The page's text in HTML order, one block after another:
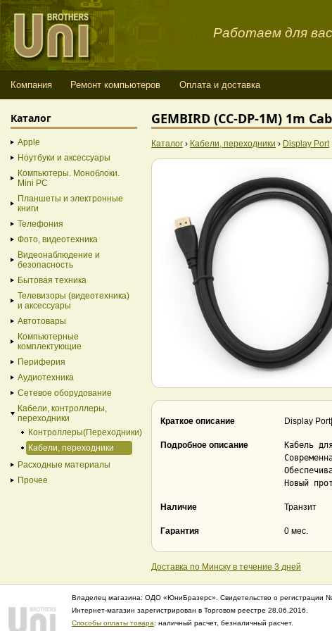
Работаем для
Компания Ремонт компьютеров Оплата и доставка
GEMBIRD (CC-DP-1M) 1m
Каталог › Кабели, переходники › Display Port
Краткое описание Display
Подробное описание
Кабель
Новый
Наличие Транзит
Гарантия 0 мес.
Доставка по Минску в течение 3 дней
Каталог
Apple
Ноутбуки и аксессуары
Компьютеры. Моноблоки.
Mini PC
Планшеты и электронные
книги
Телефония
Фото, видеотехника
Видеонаблюдение и
безопасность
Бытовая техника
Телевизоры (видеотехника)
и аксессуары
Автотовары
Компьютерные
комплектующие
Периферия
Аудиотехника
Сетевое оборудование
Кабели, контроллеры,
переходники
Контроллеры(Переходники)
Кабели, переходники
Расходные материалы
Прочее
Владелец магазина: ОДО «ЮниБразерс». Свидетельство о регистрации
Интернет-магазин зарегистрирован в Торговом реестре 28.06.2016.
Способы оплаты товара: наличный расчет, безналичный расчет.